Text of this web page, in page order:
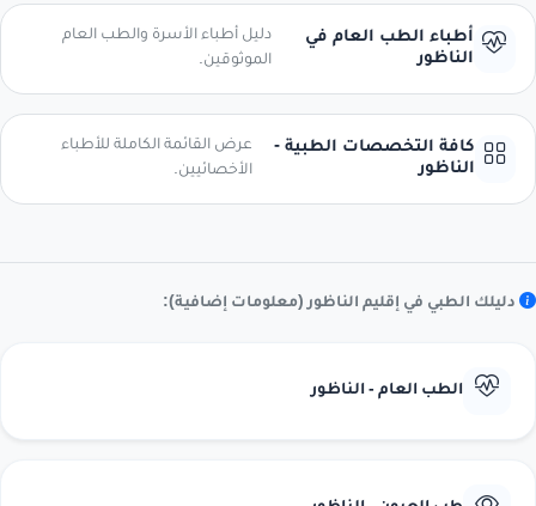
أطباء الطب العام في
الناظور
دليل أطباء الأسرة والطب العام
الموثوقين.
كافة التخصصات الطبية -
الناظور
عرض القائمة الكاملة للأطباء
الأخصائيين.
دليلك الطبي في إقليم الناظور (معلومات إضافية):
الطب العام - الناظور